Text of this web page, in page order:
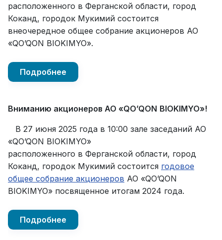
расположенного в Ферганской области, город
Коканд, городок Мукимий состоится
внеочередное общее собрание акционеров АО
«QO’QON BIOKIMYO».
Подробнее
Вниманию акционеров АО «QO’QON BIOKIMYO»!
В 27 июня 2025 года в 10:00 зале заседаний АО
«QO’QON BIOKIMYO»
расположенного в Ферганской области, город
Коканд, городок Мукимий состоится годовое
общее собрание акционеров АО «QO’QON
BIOKIMYO» посвященное итогам 2024 года.
Подробнее